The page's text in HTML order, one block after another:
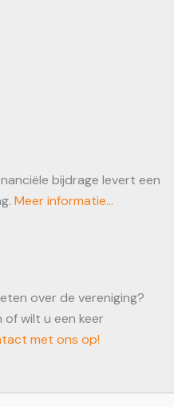
bijdrage levert een
Meer informatie...
over de vereniging?
of wilt u een keer
met ons op!